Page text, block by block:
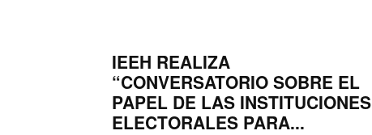
IEEH REALIZA
“CONVERSATORIO SOBRE EL
PAPEL DE LAS INSTITUCIONES
ELECTORALES PARA...